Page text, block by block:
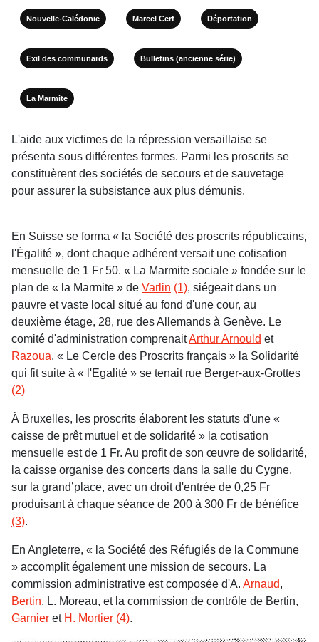
Nouvelle-Calédonie Marcel Cerf Déportation
Exil des communards Bulletins (ancienne série)
La Marmite
L'aide aux victimes de la répression versaillaise se
présenta sous différentes formes. Parmi les proscrits se
constituèrent des sociétés de secours et de sauvetage
pour assurer la subsistance aux plus démunis.
En Suisse se forma « la Société des proscrits républicains,
l'Égalité », dont chaque adhérent versait une cotisation
mensuelle de 1 Fr 50. « La Marmite sociale » fondée sur le
plan de « la Marmite » de Varlin (1), siégeait dans un
pauvre et vaste local situé au fond d'une cour, au
deuxième étage, 28, rue des Allemands à Genève. Le
comité d'administration comprenaitArthur Arnould et
Razoua. « Le Cercle des Proscrits français » la Solidarité
qui fit suite à « l'Egalité » se tenait rue Berger-aux-Grottes
(2)
À Bruxelles, les proscrits élaborent les statuts d'une «
caisse de prêt mutuel et de solidarité » la cotisation
mensuelle est de 1 Fr. Au profit de son œuvre de solidarité,
la caisse organise des concerts dans la salle du Cygne,
sur la grand’place, avec un droit d'entrée de 0,25 Fr
produisant à chaque séance de 200 à 300 Fr de bénéfice
(3).
En Angleterre, « la Société des Réfugiés de la Commune
» accomplit également une mission de secours. La
commission administrative est composée d'A. Arnaud,
Bertin, L. Moreau, et la commission de contrôle de Bertin,
Garnier et H. Mortier (4).